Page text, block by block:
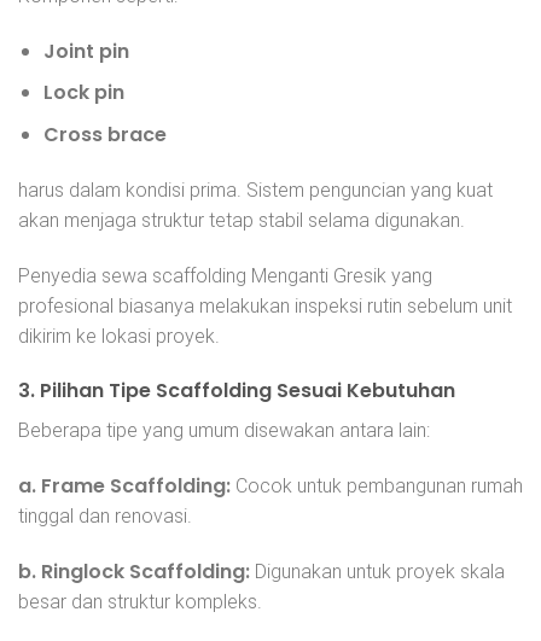
Joint pin
Lock pin
Cross brace
harus dalam kondisi prima. Sistem penguncian yang kuat
akan menjaga struktur tetap stabil selama digunakan.
Penyedia sewa scaffolding Menganti Gresik yang
profesional biasanya melakukan inspeksi rutin sebelum unit
dikirim ke lokasi proyek.
3. Pilihan Tipe Scaffolding Sesuai Kebutuhan
Beberapa tipe yang umum disewakan antara lain:
a. Frame Scaffolding: Cocok untuk pembangunan rumah
tinggal dan renovasi.
b. Ringlock Scaffolding: Digunakan untuk proyek skala
besar dan struktur kompleks.